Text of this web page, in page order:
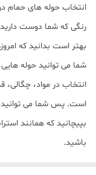
انتخاب حوله های حمام
رنگی که شما دوست
بهتر است بدانید که
شما می توانید حوله هایی
انتخاب در مواد،
است. پس شما می توانید
بپیچانید که همانند
باشید.